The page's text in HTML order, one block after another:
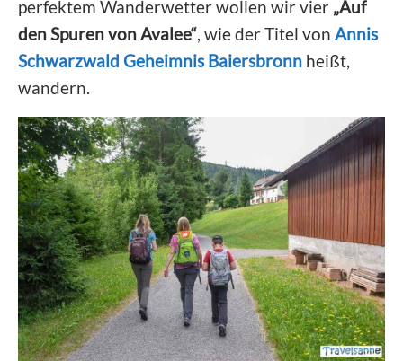
perfektem Wanderwetter wollen wir vier „Auf
den Spuren von Avalee“ , wie der Titel von Annis
Schwarzwald Geheimnis Baiersbronn heißt,
wandern.